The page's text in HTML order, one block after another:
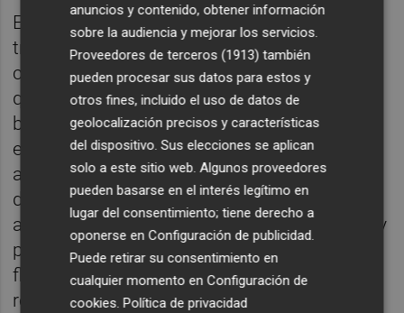
En entrevistas declaró que los temas que
trataba en la serie eran "cercanos" a su
corazón y que quería "hacerles justicia". A lo
que se refería es a que padece un trastorno
bipolar y sabe lo que es lidiar con la
enfermedad mental. De niño se mudó a un
ambiente como el que retrató enFlowers
donde quiso mostrar la forma en la que veía
a Gran Bretaña "desangrarse". En el título hay
parte de la explicación. Dice Sharpe que las
flores se muestran orgullosas, pero en
realidad son muy delicadas y frágiles.
anuncios y contenido, obtener información
sobre la audiencia y mejorar los servicios.
Proveedores de terceros (1913) también
pueden procesar sus datos para estos y
otros fines, incluido el uso de datos de
geolocalización precisos y características
del dispositivo. Sus elecciones se aplican
solo a este sitio web. Algunos proveedores
pueden basarse en el interés legítimo en
lugar del consentimiento; tiene derecho a
oponerse enConfiguración de publicidad
Puede retirar su consentimiento en
cualquier momento enConfiguración de
cookies .Política de privacidad